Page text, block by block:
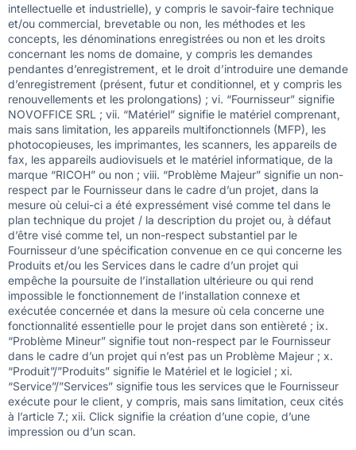
intellectuelle et industrielle), y compris le savoir-faire technique
et/ou commercial, brevetable ou non, les méthodes et les
concepts, les dénominations enregistrées ou non et les droits
concernant les noms de domaine, y compris les demandes
pendantes d’enregistrement, et le droit d’introduire une demande
d’enregistrement (présent, futur et conditionnel, et y compris les
renouvellements et les prolongations) ; vi. “Fournisseur” signifie
NOVOFFICE SRL ; vii. “Matériel” signifie le matériel comprenant,
mais sans limitation, les appareils multifonctionnels (MFP), les
photocopieuses, les imprimantes, les scanners, les appareils de
fax, les appareils audiovisuels et le matériel informatique, de la
marque “RICOH” ou non ; viii. “Problème Majeur” signifie un non-
respect par le Fournisseur dans le cadre d’un projet, dans la
mesure où celui-ci a été expressément visé comme tel dans le
plan technique du projet / la description du projet ou, à défaut
d’être visé comme tel, un non-respect substantiel par le
Fournisseur d’une spécification convenue en ce qui concerne les
Produits et/ou les Services dans le cadre d’un projet qui
empêche la poursuite de l’installation ultérieure ou qui rend
impossible le fonctionnement de l’installation connexe et
exécutée concernée et dans la mesure où cela concerne une
fonctionnalité essentielle pour le projet dans son entièreté ; ix.
“Problème Mineur” signifie tout non-respect par le Fournisseur
dans le cadre d’un projet qui n’est pas un Problème Majeur ; x.
“Produit”/”Produits” signifie le Matériel et le logiciel ; xi.
“Service”/”Services” signifie tous les services que le Fournisseur
exécute pour le client, y compris, mais sans limitation, ceux cités
à l’article 7.; xii. Click signifie la création d’une copie, d’une
impression ou d’un scan.